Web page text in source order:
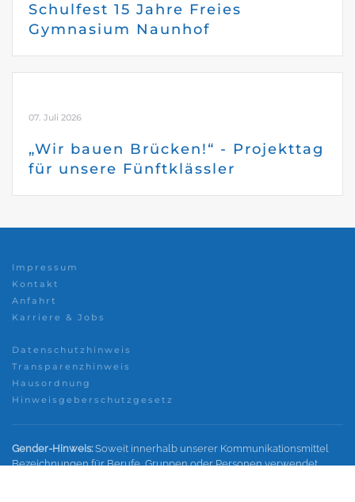
Schulfest 15 Jahre Freies
Gymnasium Naunhof
07. Juli 2026
„Wir bauen Brücken!“ - Projekttag
für unsere Fünftklässler
Impressum
Kontakt
Anfahrt
Karriere & Jobs
Datenschutzhinweis
Transparenzhinweis
Hausordnung
Hinweisgeberschutzgesetz
Gender-Hinweis: Soweit innerhalb unserer Kommunikationsmittel
Bezeichnungen für Berufe, Gruppen oder Personen verwendet